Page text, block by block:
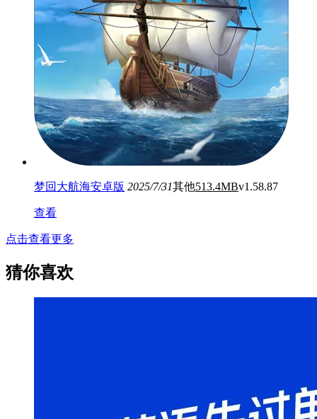
梦回大航海安卓版 2025/7/31其他513.4MBv1.58.87
查看
点击查看更多
猜你喜欢